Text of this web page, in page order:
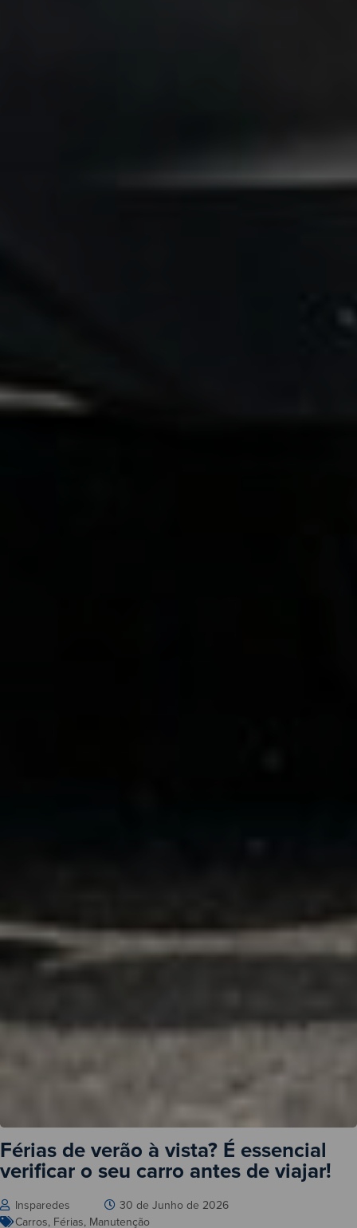
Férias de verão à vista? É essencial
verificar o seu carro antes de viajar!
Insparedes
30 de Junho de 2026
Carros, Férias, Manutenção